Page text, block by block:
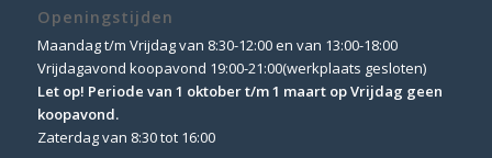
Openingstijden
Maandag t/m Vrijdag van 8:30-12:00 en van 13:00-18:00
Vrijdagavond koopavond 19:00-21:00(werkplaats gesloten)
Let op! Periode van 1 oktober t/m 1 maart op Vrijdag geen
koopavond.
Zaterdag van 8:30 tot 16:00